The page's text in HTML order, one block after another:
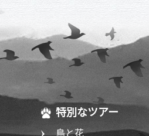
特別なツアー
鳥と花